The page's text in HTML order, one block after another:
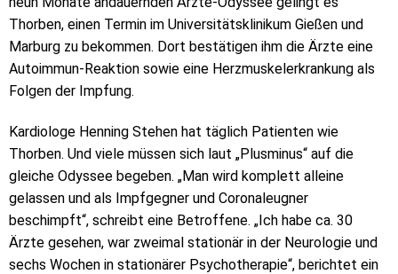
Thorben, einen Termin im Universitätsklinikum Gießen und
Marburg zu bekommen. Dort bestätigen ihm die Ärzte eine
Autoimmun-Reaktion sowie eine Herzmuskelerkrankung als
Folgen der Impfung.
Kardiologe Henning Stehen hat täglich Patienten wie
Thorben. Und viele müssen sich laut „Plusminus“ auf die
gleiche Odyssee begeben. „Man wird komplett alleine
gelassen und als Impfgegner und Coronaleugner
beschimpft“, schreibt eine Betroffene. „Ich habe ca. 30
Ärzte gesehen, war zweimal stationär in der Neurologie und
sechs Wochen in stationärer Psychotherapie“, berichtet ein